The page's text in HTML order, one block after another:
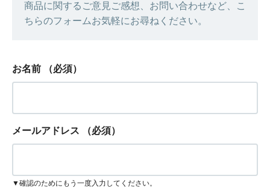
商品に関するご意見ご感想、お問い合わせなど、こ
ちらのフォームお気軽にお尋ねください。
お名前 （必須）
メールアドレス （必須）
▼確認のためにもう一度入力してください。